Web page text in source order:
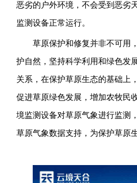
恶劣的户外环境，不会受到恶劣
监测设备正常运行。
草原保护和修复并非不可用
护自然，坚持科学利用和绿色发
关系，在保护草原生态的基础上
促进草原绿色发展，增加农牧民
境监测设备对草原气象进行监测
草原气象数据支持，为保护草原